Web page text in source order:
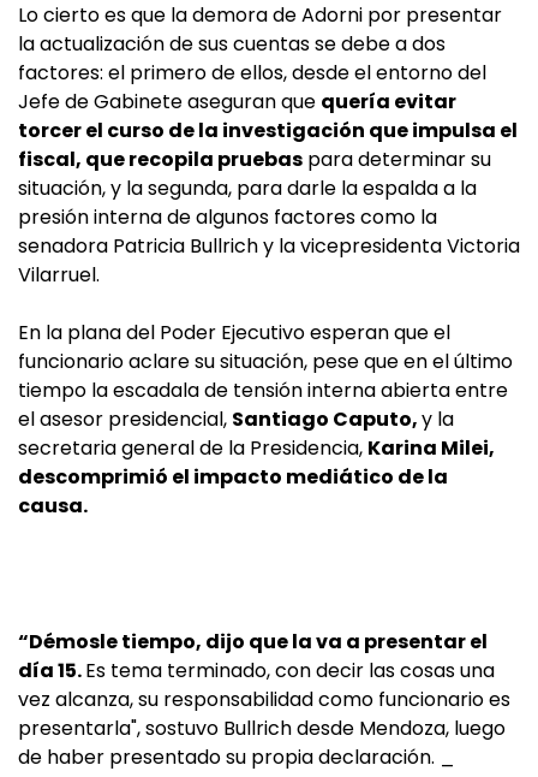
Lo cierto es que la demora de Adorni por presentar
la actualización de sus cuentas se debe a dos
factores: el primero de ellos, desde el entorno del
Jefe de Gabinete aseguran que quería evitar
torcer el curso de la investigación que impulsa el
fiscal, que recopila pruebas para determinar su
situación, y la segunda, para darle la espalda a la
presión interna de algunos factores como la
senadora Patricia Bullrich y la vicepresidenta Victoria
Vilarruel.
En la plana del Poder Ejecutivo esperan que el
funcionario aclare su situación, pese que en el último
tiempo la escadala de tensión interna abierta entre
el asesor presidencial, Santiago Caputo,y la
secretaria general de la Presidencia, Karina Milei,
descomprimió el impacto mediático de la
causa.
“Démosle tiempo, dijo que la va a presentar el
día 15.Es tema terminado, con decir las cosas una
vez alcanza, su responsabilidad como funcionario es
presentarla", sostuvo Bullrich desde Mendoza, luego
de haber presentado su propia declaración. _